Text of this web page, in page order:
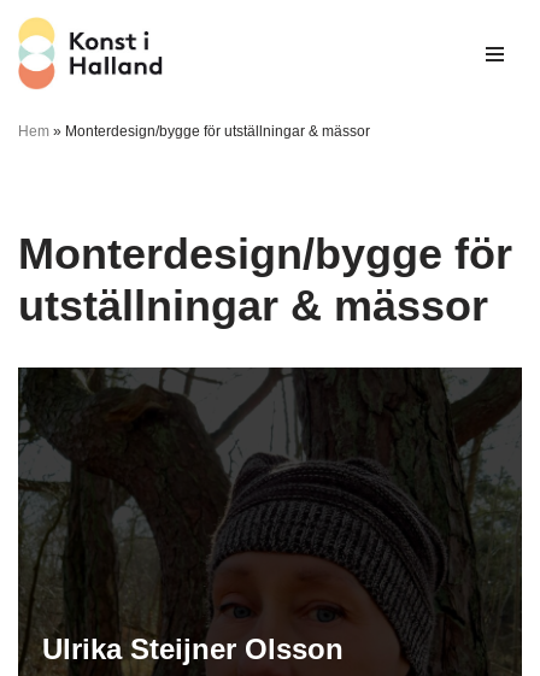
Hoppa
till
innehåll
Hem » Monterdesign/bygge för utställningar & mässor
Monterdesign/bygge för
utställningar & mässor
Ulrika Steijner Olsson